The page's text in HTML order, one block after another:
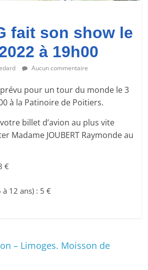
fait son show le
à 19h00
Aucun commentaire
pour un tour du monde le 3
à la Patinoire de Poitiers.
billet d’avion au plus vite
Madame JOUBERT Raymonde au
€
12 ans) : 5 €
– Limoges. Moisson de